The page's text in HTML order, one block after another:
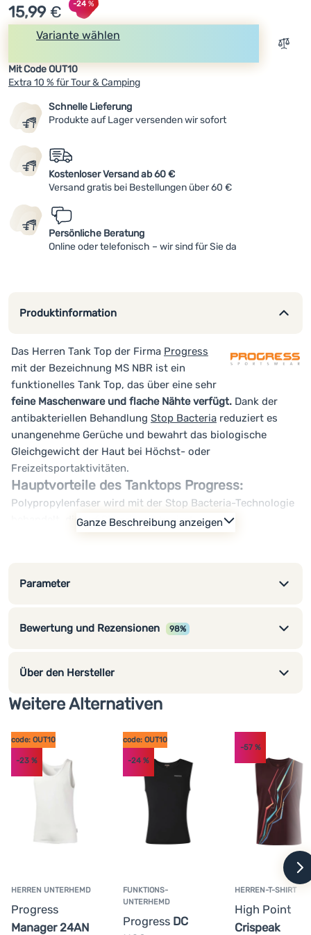
-24%
15,99 €
Variante wählen
Zum
Mit Code OUT10
Extra 10 % für Tour & Camping
Schnelle Lieferung
Produkte auf Lager versenden wir sofort
Kostenloser Versand ab 60 €
Versand gratis bei Bestellungen über 60 €
Persönliche Beratung
Online oder telefonisch – wir sind für Sie da
Produktinformation
Das Herren Tank Top der Firma Progress
mit der Bezeichnung MS NBR ist ein
funktionelles Tank Top, das über eine sehr
feine Maschenware und flache Nähte verfügt. Dank der
antibakteriellen Behandlung Stop Bacteria reduziert es
unangenehme Gerüche und bewahrt das biologische
Gleichgewicht der Haut bei Höchst- oder
Freizeitsportaktivitäten.
Hauptvorteile des Tanktops Progress:
Polypropylenfaser wird mit der Stop Bacteria-Technologie
behandelt, die auf Silberionen basiert
Silberionen schädigen weder den Körper noch die Umwelt
typischer Vertreter der Funktionsunterwäsche
antibakterielle Behandlung
STOP BACTERIA
Größentabelle Progress
Ganze Beschreibung anzeigen
Parameter
Bewertung und Rezensionen 98%
Über den Hersteller
Weitere Alternativen
HERREN UNTERHEMD
Progress
Manager 24AN
code: OUT10
-23 %
FUNKTIONS-
UNTERHEMD
Progress DC
code: OUT10
-24 %
HERREN-T-SHIRT
High Point
Crispeak
-57%